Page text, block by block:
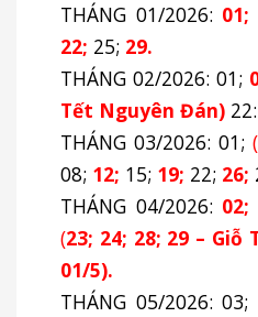
THÁNG 01/2026: 01;
22; 25; 29.
THÁNG 02/2026: 01;
Tết Nguyên Đán) 22:
THÁNG 03/2026: 01; (
08; 12; 15; 19; 22; 26;
THÁNG 04/2026: 02;
(23; 24; 28; 29 – Giỗ
01/5).
THÁNG 05/2026: 03;